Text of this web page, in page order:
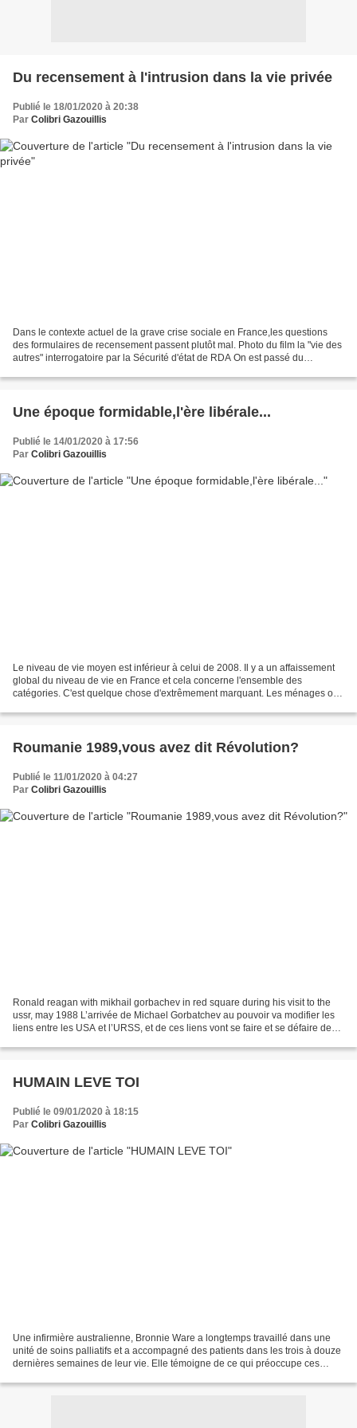
Du recensement à l'intrusion dans la vie privée
Publié le 18/01/2020 à 20:38
Par Colibri Gazouillis
Dans le contexte actuel de la grave crise sociale en France,les questions
des formulaires de recensement passent plutôt mal. Photo du film la "vie des
autres" interrogatoire par la Sécurité d'état de RDA On est passé du
Une époque formidable,l'ère libérale...
Publié le 14/01/2020 à 17:56
Par Colibri Gazouillis
Le niveau de vie moyen est inférieur à celui de 2008. Il y a un affaissement
global du niveau de vie en France et cela concerne l'ensemble des
catégories. C'est quelque chose d'extrêmement marquant. Les ménages ont
Roumanie 1989,vous avez dit Révolution?
Publié le 11/01/2020 à 04:27
Par Colibri Gazouillis
Ronald reagan with mikhail gorbachev in red square during his visit to the
ussr, may 1988 L’arrivée de Michael Gorbatchev au pouvoir va modifier les
liens entre les USA et l’URSS, et de ces liens vont se faire et se défaire des
HUMAIN LEVE TOI
Publié le 09/01/2020 à 18:15
Par Colibri Gazouillis
Une infirmière australienne, Bronnie Ware a longtemps travaillé dans une
unité de soins palliatifs et a accompagné des patients dans les trois à douze
dernières semaines de leur vie. Elle témoigne de ce qui préoccupe ces